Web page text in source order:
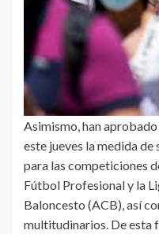
Asimismo, han
este jueves la medida
para las competiciones
Fútbol Profesional y la
Baloncesto (ACB), así
multitudinarios. De esta